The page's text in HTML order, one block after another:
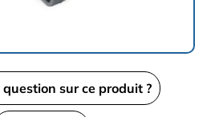
question sur ce produit ?